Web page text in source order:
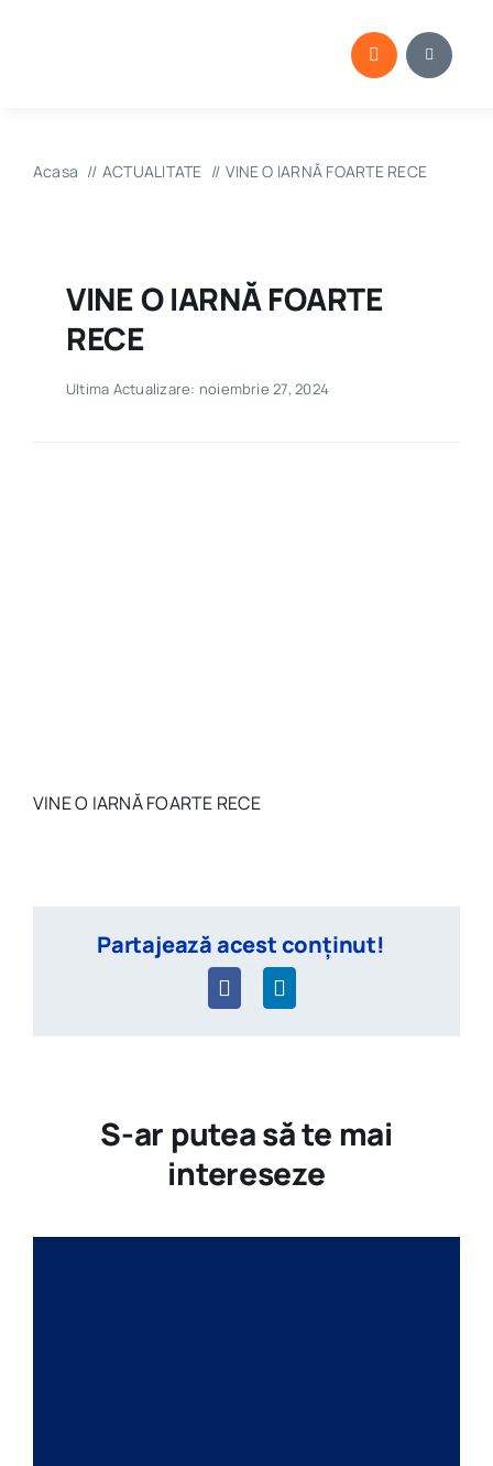
Acasa ACTUALITATE VINE O IARNĂ FOARTE RECE
VINE O IARNĂ FOARTE
RECE
Ultima Actualizare: noiembrie 27, 2024
VINE O IARNĂ FOARTE RECE
Partajează acest conținut!
S-ar putea să te mai
intereseze